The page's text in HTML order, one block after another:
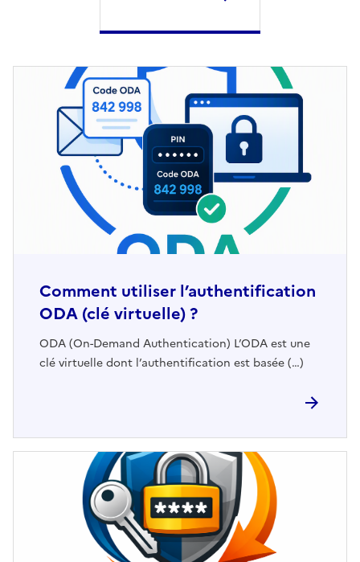
Comment utiliser l’authentification
ODA (clé virtuelle) ?
ODA (On-Demand Authentication) L’ODA est une
clé virtuelle dont l’authentification est basée (…)